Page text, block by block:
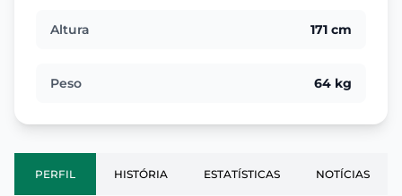
Altura 171 cm
Peso 64 kg
PERFIL HISTÓRIA ESTATÍSTICAS NOTÍCIAS